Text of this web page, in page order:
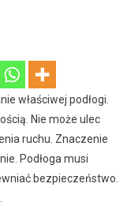
właściwej podłogi.
Nie może ulec
ruchu. Znaczenie
Podłoga musi
bezpieczeństwo.